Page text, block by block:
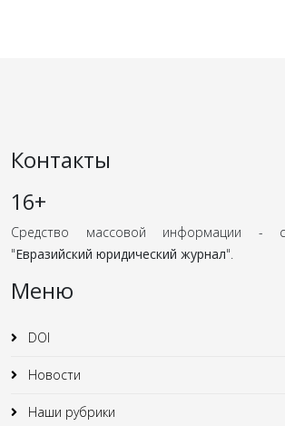
Контакты
16+
Средство массовой информации -
"Евразийский юридический журнал".
Меню
DOI
Новости
Наши рубрики